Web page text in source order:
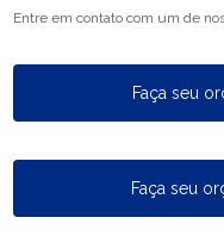
Entre em contato com um de
Faça seu
Faça seu